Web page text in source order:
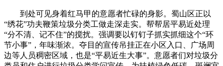
到处可见身着红马甲的意愿者忙碌的身影。蜀山区正以
“绣花”功夫鞭策垃圾分类工做走深走实。帮帮居平易近处理
“分不清、记不住”的搅扰。强调要以钉钉子抓实抓细这个“环
节小事”，年味渐浓。夺目的宣传吊挂正在小区入口、广场周
边等人员稠密区域，也是“平易近生大事”。意愿者们对垃圾分